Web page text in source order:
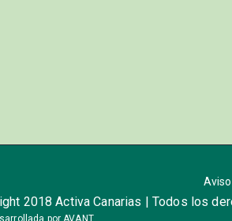
Aviso
2018 Activa Canarias | Todos los
por AVANT